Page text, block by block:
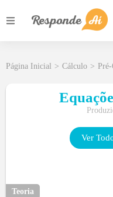
Página Inicial > Cálculo >
Ver
Teoria